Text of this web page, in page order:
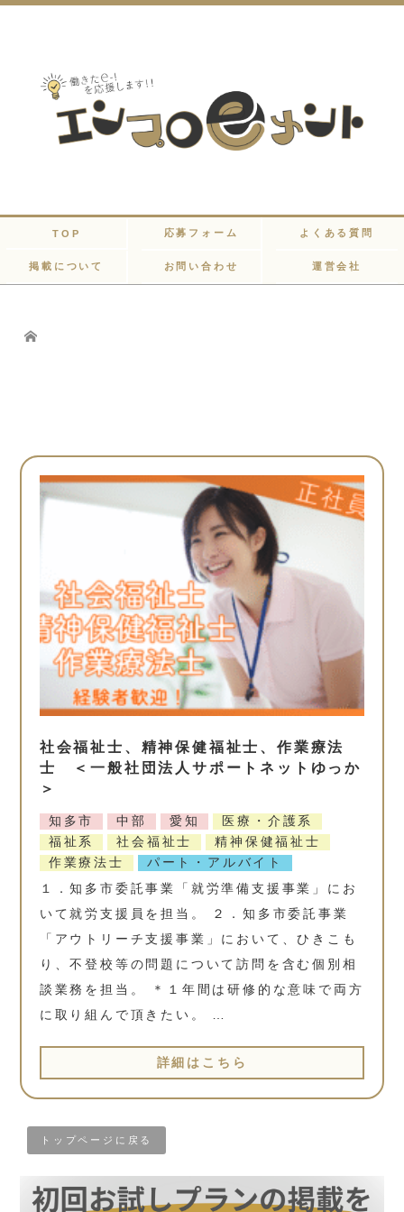
TOP 応募フォーム よくある質問
掲載について お問い合わせ 運営会社
Home
社会福祉士、精神保健福祉士、作業療法
士 ＜一般社団法人サポートネットゆっか
＞
知多市 中部 愛知
医療・介護系
福祉系
社会福祉士
精神保健福祉士
作業療法士
パート・アルバイト
１．知多市委託事業「就労準備支援事業」にお
いて就労支援員を担当。 ２．知多市委託事業
「アウトリーチ支援事業」において、ひきこも
り、不登校等の問題について訪問を含む個別相
談業務を担当。 ＊１年間は研修的な意味で両方
に取り組んで頂きたい。 …
詳細はこちら
トップページに戻る